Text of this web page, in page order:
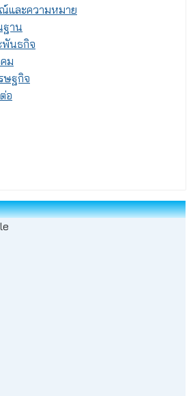
และความหมาย
ฐาน
พันธกิจ
ม
ษฐกิจ
อ